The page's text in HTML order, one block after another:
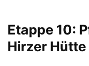
Etappe 10:
Hirzer Hütte